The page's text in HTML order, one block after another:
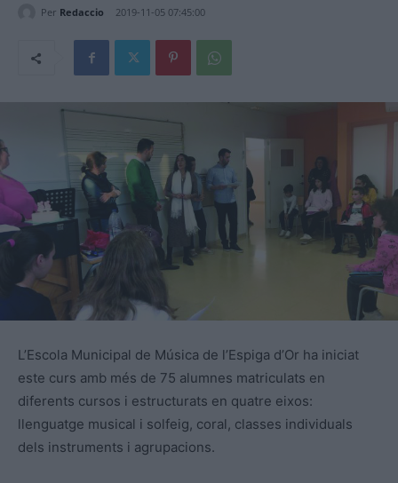
Per Redaccio 2019-11-05 07:45:00
L’Escola Municipal de Música de l’Espiga d’Or ha iniciat
este curs amb més de 75 alumnes matriculats en
diferents cursos i estructurats en quatre eixos:
llenguatge musical i solfeig, coral, classes individuals
dels instruments i agrupacions.